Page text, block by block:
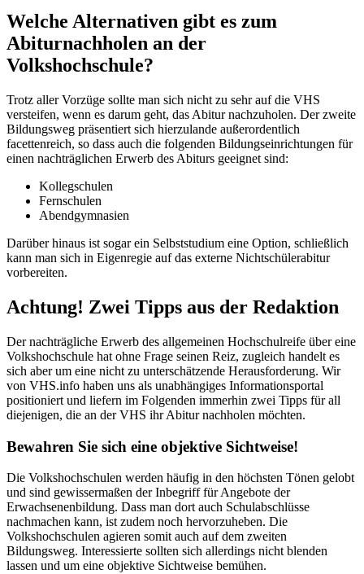
Welche Alternativen gibt es zum
Abiturnachholen an der
Volkshochschule?
Trotz aller Vorzüge sollte man sich nicht zu sehr auf die VHS
versteifen, wenn es darum geht, das Abitur nachzuholen. Der zweite
Bildungsweg präsentiert sich hierzulande außerordentlich
facettenreich, so dass auch die folgenden Bildungseinrichtungen für
einen nachträglichen Erwerb des Abiturs geeignet sind:
Kollegschulen
Fernschulen
Abendgymnasien
Darüber hinaus ist sogar ein Selbststudium eine Option, schließlich
kann man sich in Eigenregie auf das externe Nichtschülerabitur
vorbereiten.
Achtung! Zwei Tipps aus der Redaktion
Der nachträgliche Erwerb des allgemeinen Hochschulreife über eine
Volkshochschule hat ohne Frage seinen Reiz, zugleich handelt es
sich aber um eine nicht zu unterschätzende Herausforderung. Wir
von VHS.info haben uns als unabhängiges Informationsportal
positioniert und liefern im Folgenden immerhin zwei Tipps für all
diejenigen, die an der VHS ihr Abitur nachholen möchten.
Bewahren Sie sich eine objektive Sichtweise!
Die Volkshochschulen werden häufig in den höchsten Tönen gelobt
und sind gewissermaßen der Inbegriff für Angebote der
Erwachsenenbildung. Dass man dort auch Schulabschlüsse
nachmachen kann, ist zudem noch hervorzuheben. Die
Volkshochschulen agieren somit auch auf dem zweiten
Bildungsweg. Interessierte sollten sich allerdings nicht blenden
lassen und um eine objektive Sichtweise bemühen.